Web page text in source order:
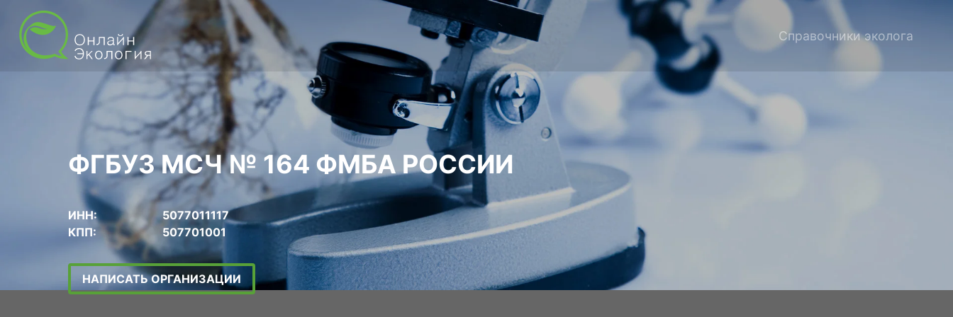
Справочники эколога
ФГБУЗ МСЧ № 164 ФМБА РОССИИ
ИНН:
5077011117
КПП:
507701001
НАПИСАТЬ ОРГАНИЗАЦИИ